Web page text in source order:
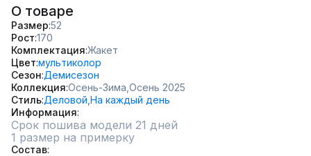
О товаре
Размер 52
Рост 170
Комплектация Жакет
Цвет мультиколор
Сезон Демисезон
Коллекция Осень-Зима, Осень 2025
Стиль Деловой, На каждый день
Информация
Срок пошива модели 21 дней
1 размер на примерку
Состав